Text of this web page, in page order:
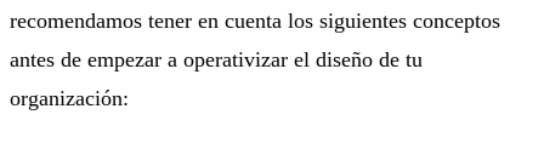
recomendamos tener en cuenta los siguientes conceptos
antes de empezar a operativizar el diseño de tu
organización: